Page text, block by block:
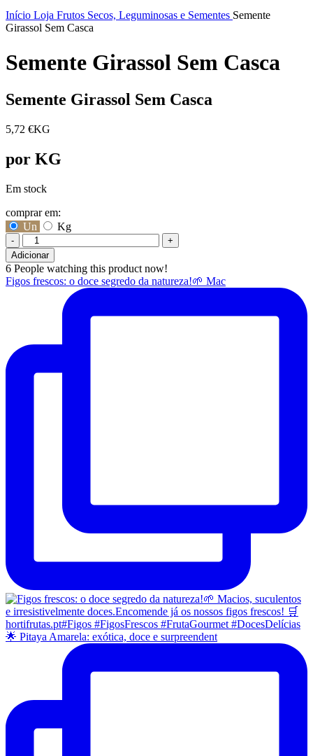
Início Loja Frutos Secos, Leguminosas e Sementes Semente
Girassol Sem Casca
Semente Girassol Sem Casca
Semente Girassol Sem Casca
5,72 €KG
por KG
Em stock
comprar em:
Un
Kg
- +
Quantidade
de
Semente
Girassol
Adicionar
6 People watching this product now!
Figos frescos: o doce segredo da natureza!🌱 Mac
🌟 Pitaya Amarela: exótica, doce e surpreendent